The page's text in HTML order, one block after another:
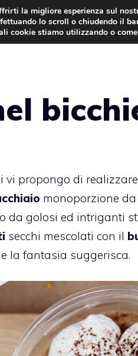
TORTE AL
vi propongo di
monoporzione
da golosi ed intriganti
secchi mescolati con il
la fantasia suggerisca.
la migliore esperienza sul
lo scroll o chiudendo il
cookie stiamo utilizzando o